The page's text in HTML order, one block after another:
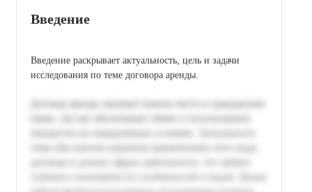
Введение
Введение раскрывает актуальность, цель и задачи
исследования по теме договора аренды.